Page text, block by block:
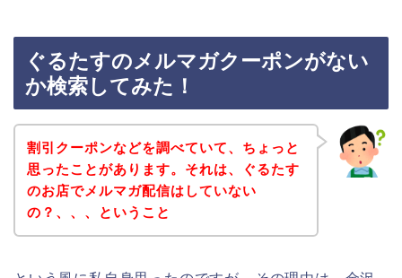
ぐるたすのメルマガクーポンがない
か検索してみた！
割引クーポンなどを調べていて、ちょっと
思ったことがあります。それは、ぐるたす
のお店でメルマガ配信はしていない
の？、、、ということ